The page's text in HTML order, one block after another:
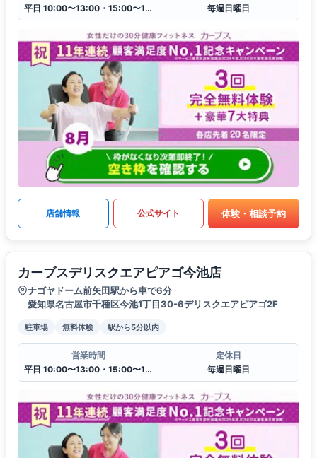
平日 10:00〜13:00・15:00〜19:00
毎週日曜日
店舗情報 公式サイト 体験・相談予約
カーブスデリスクエアピアゴ今池店
ナゴヤドーム前矢田駅から車で6分
愛知県名古屋市千種区今池1丁目30-6デリスクエアピアゴ2F
駐車場 無料体験 駅から5分以内
営業時間
平日 10:00〜13:00・15:00〜19:00
定休日
毎週日曜日